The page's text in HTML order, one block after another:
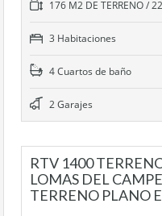
176 M2 DE TERRENO /
3 Habitaciones
4 Cuartos de baño
2 Garajes
RTV 1400
LOMAS DEL
TERRENO PLANO